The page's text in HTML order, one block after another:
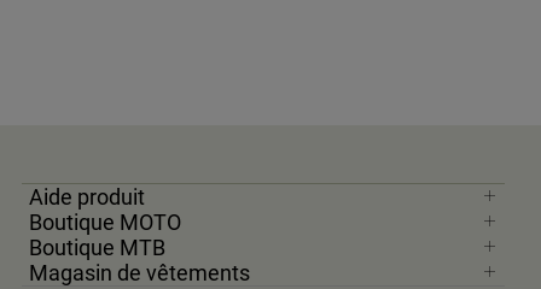
Aide produit
Boutique MOTO
Boutique MTB
Magasin de vêtements